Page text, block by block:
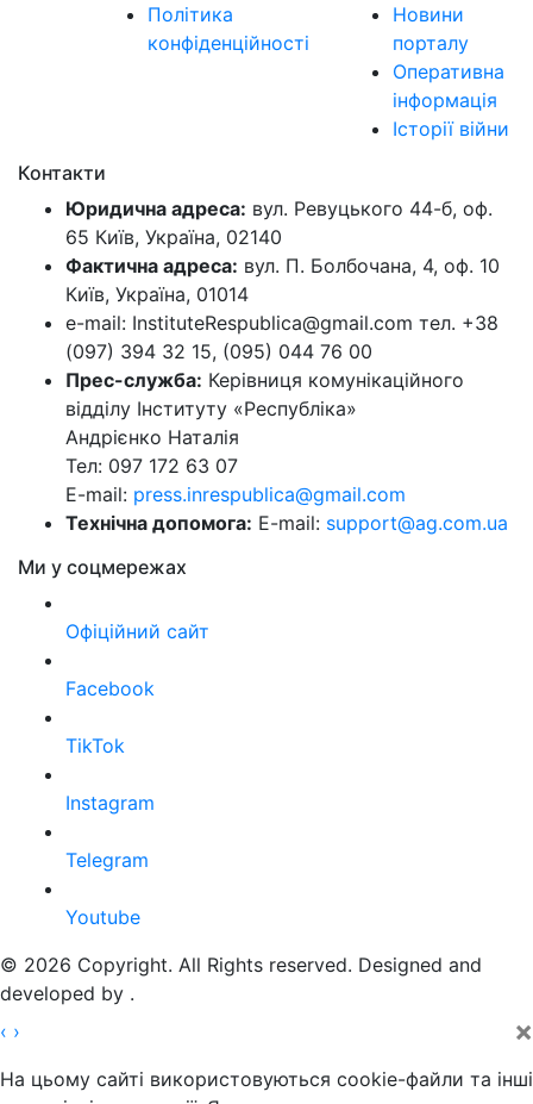
Політика
конфіденційності
Новини
порталу
Оперативна
інформація
Історії війни
Контакти
Юридична адреса: вул. Ревуцького 44-б, оф.
65 Київ, Україна, 02140
Фактична адреса: вул. П. Болбочана, 4, оф. 10
Київ, Україна, 01014
e-mail: InstituteRespublica@gmail.com тел. +38
(097) 394 32 15, (095) 044 76 00
Прес-служба: Керівниця комунікаційного
відділу Інституту «Республіка»
Андрієнко Наталія
Тел: 097 172 63 07
E-mail: press.inrespublica@gmail.com
Технічна допомога: E-mail: support@ag.com.ua
Ми у соцмережах
Офіційний сайт
Facebook
TikTok
Instagram
Telegram
Youtube
© 2026 Copyright. All Rights reserved. Designed and
developed by .
‹ › ×
На цьому сайті використовуються cookie-файли та інші